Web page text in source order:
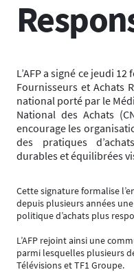
L’AFP a signé ce jeudi
Fournisseurs et Achats
national porté par le
National des Achats
encourage les
des pratiques
durables et équilibrées
Cette signature formalise
depuis plusieurs années
politique d’achats plus
L’AFP rejoint ainsi une
parmi lesquelles plusieurs
Télévisions et TF1 Groupe.